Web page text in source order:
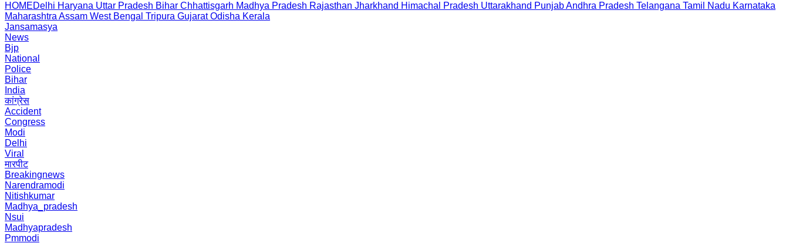
HOMEDelhi Haryana Uttar Pradesh Bihar Chhattisgarh Madhya Pradesh Rajasthan Jharkhand Himachal Pradesh Uttarakhand PunjabAndhra Pradesh Telangana Tamil Nadu Karnataka
Maharashtra Assam West Bengal Tripura Gujarat Odisha Kerala
Jansamasya
News
Bjp
National
Police
Bihar
India
कांग्रेस
Accident
Congress
Modi
Delhi
Viral
मारपीट
Breakingnews
Narendramodi
Nitishkumar
Madhya_pradesh
Nsui
Madhyapradesh
Pmmodi